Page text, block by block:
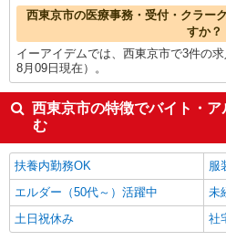
西東京市の医療事務・受付・クラー
すか？
イーアイデムでは、西東京市で3件の
8月09日現在）。
西東京市の特徴でバイト・
む
扶養内勤務OK
服
エルダー（50代～）活躍中
未
土日祝休み
社